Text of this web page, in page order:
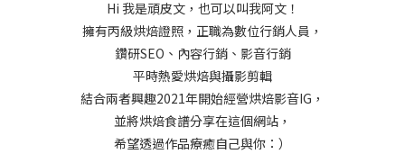
Hi 我是頑皮文，也可以叫我阿文！
擁有丙級烘焙證照，正職為數位行銷人員，
鑽研SEO、內容行銷、影音行銷
平時熱愛烘焙與攝影剪輯
結合兩者興趣2021年開始經營烘焙影音IG，
並將烘焙食譜分享在這個網站，
希望透過作品療癒自己與你：）